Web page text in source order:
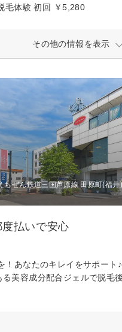
毛体験 初回 ￥5,280
その他の情報を表示
ちぜん鉄道三国芦原線 田原町(福
払いで安心
あなたのキレイをサポー
美容成分配合ジェルで脱毛